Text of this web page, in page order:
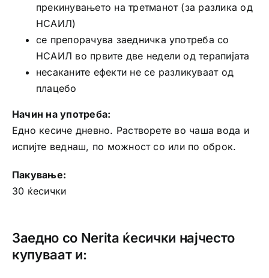
прекинувањето на третманот (за разлика од
НСАИЛ)
се препорачува заедничка употреба со
НСАИЛ во првите две недели од терапијата
несаканите ефекти не се разликуваат од
плацебо
Начин на употреба:
Едно кесиче дневно. Растворете во чаша вода и
испијте веднаш, по можност со или по оброк.
Пакување:
30 ќесички
Заедно со Nerita ќесички најчесто
купуваат и: